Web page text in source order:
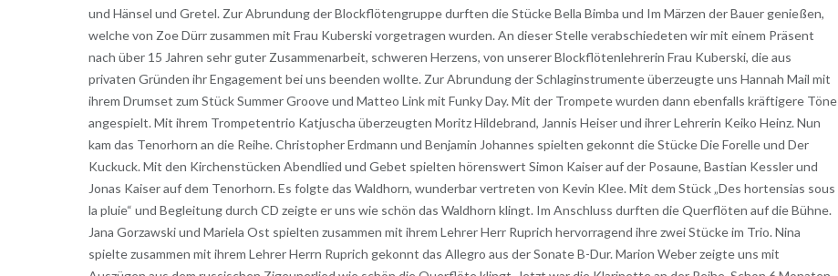
und Hänsel und Gretel. Zur Abrundung der Blockflötengruppe durften die Stücke Bella Bimba und Im Märzen der Bauer genießen,
welche von Zoe Dürr zusammen mit Frau Kuberski vorgetragen wurden. An dieser Stelle verabschiedeten wir mit einem Präsent
nach über 15 Jahren sehr guter Zusammenarbeit, schweren Herzens, von unserer Blockflötenlehrerin Frau Kuberski, die aus
privaten Gründen ihr Engagement bei uns beenden wollte. Zur Abrundung der Schlaginstrumente überzeugte uns Hannah Mail mit
ihrem Drumset zum Stück Summer Groove und Matteo Link mit Funky Day. Mit der Trompete wurden dann ebenfalls kräftigere Töne
angespielt. Mit ihrem Trompetentrio Katjuscha überzeugten Moritz Hildebrand, Jannis Heiser und ihrer Lehrerin Keiko Heinz. Nun
kam das Tenorhorn an die Reihe. Christopher Erdmann und Benjamin Johannes spielten gekonnt die Stücke Die Forelle und Der
Kuckuck. Mit den Kirchenstücken Abendlied und Gebet spielten hörenswert Simon Kaiser auf der Posaune, Bastian Kessler und
Jonas Kaiser auf dem Tenorhorn. Es folgte das Waldhorn, wunderbar vertreten von Kevin Klee. Mit dem Stück „Des hortensias sous
la pluie“ und Begleitung durch CD zeigte er uns wie schön das Waldhorn klingt. Im Anschluss durften die Querflöten auf die Bühne.
Jana Gorzawski und Mariela Ost spielten zusammen mit ihrem Lehrer Herr Ruprich hervorragend ihre zwei Stücke im Trio. Nina
spielte zusammen mit ihrem Lehrer Herrn Ruprich gekonnt das Allegro aus der Sonate B-Dur. Marion Weber zeigte uns mit